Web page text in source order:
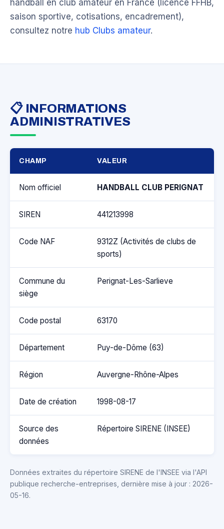
handball en club amateur en France (licence FFHB,
saison sportive, cotisations, encadrement),
consultez notre hub Clubs amateur.
📋 INFORMATIONS
ADMINISTRATIVES
CHAMP VALEUR
Nom officiel HANDBALL CLUB PERIGNAT
SIREN 441213998
Code NAF
9312Z (Activités de clubs de
sports)
Commune du
siège
Perignat-Les-Sarlieve
Code postal 63170
Département Puy-de-Dôme (63)
Région Auvergne-Rhône-Alpes
Date de création 1998-08-17
Source des
données
Répertoire SIRENE (INSEE)
Données extraites du répertoire SIRENE de l'INSEE via l'API
publique recherche-entreprises, dernière mise à jour : 2026-
05-16.